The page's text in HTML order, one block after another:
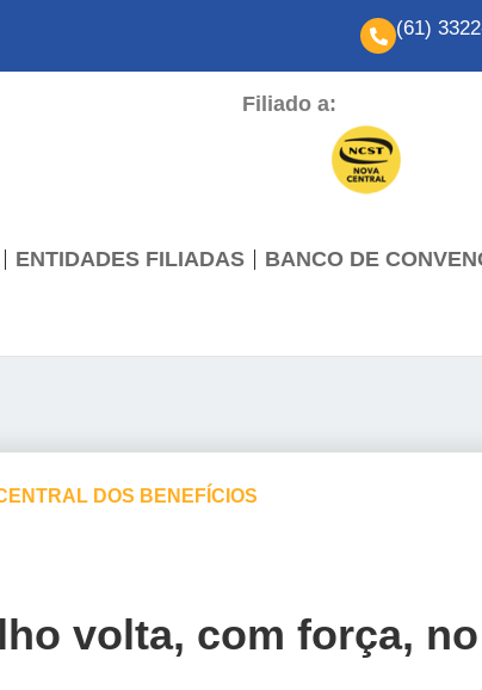
(61)
Filiado a:
ENTIDADES FILIADAS BANCO DE
volta, com força, no